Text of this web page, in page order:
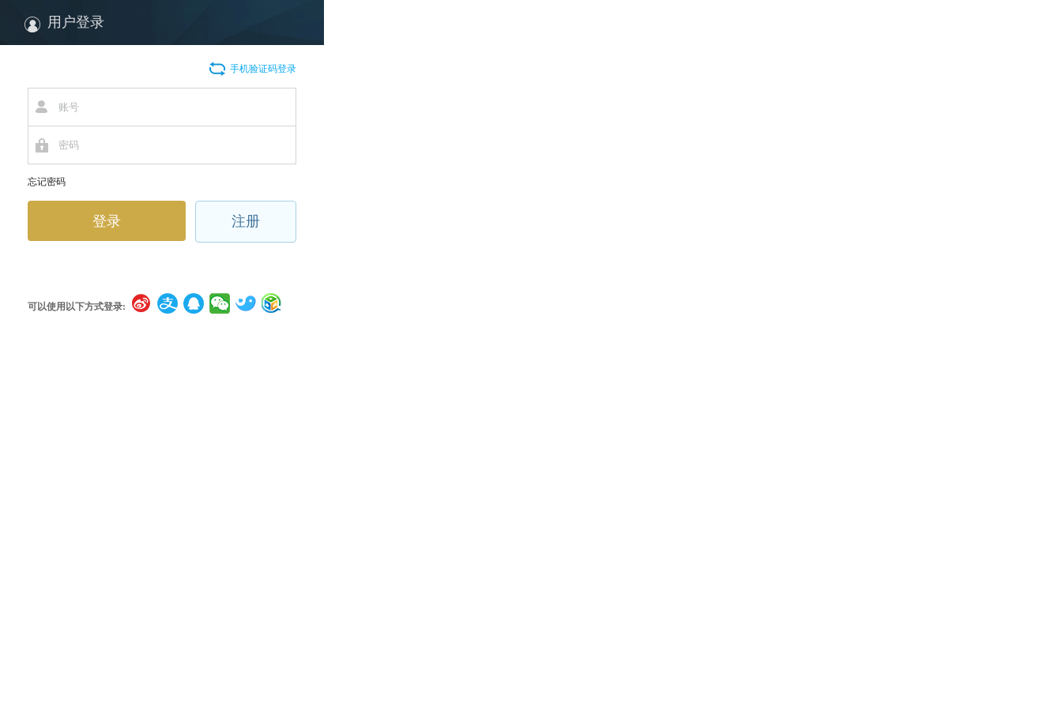
用户登录
手机验证码登录
忘记密码
注册
可以使用以下方式登录: